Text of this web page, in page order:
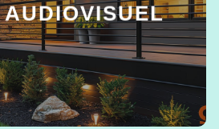
AUDIOVISUEL
EN SAVOIR +